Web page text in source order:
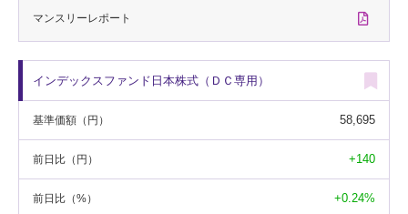
マンスリーレポート
インデックスファンド日本株式（ＤＣ専用）
基準価額 （円） 58,695
前日比 （円） +140
前日比 （%） +0.24%